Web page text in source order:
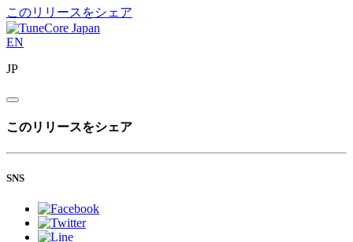
このリリースをシェア
EN
JP
このリリースをシェア
SNS